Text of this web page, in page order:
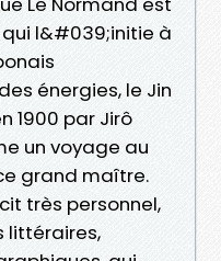
l&#039;initie à
énergies, le Jin
1900 par Jirô
un voyage au
grand maître.
très personnel,
littéraires,